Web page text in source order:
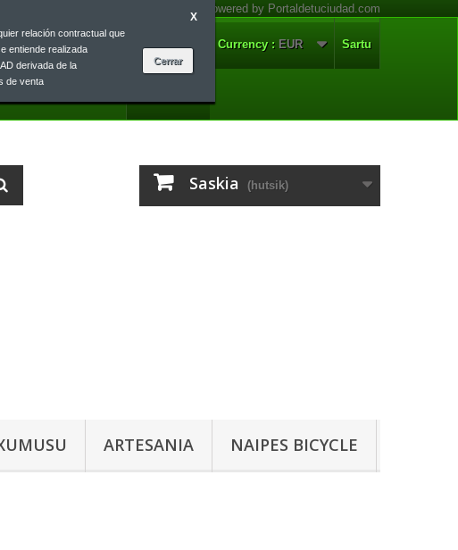
relación contractual que
entiende realizada
derivada de la
de venta
X
Sartu
Currency : EUR
harremanetan
Saskia (hutsik)
ARTESANIA NAIPES BICYCLE